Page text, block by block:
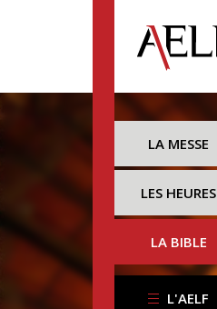
LA MESSE
LES HEURES
LA BIBLE
L'AELF